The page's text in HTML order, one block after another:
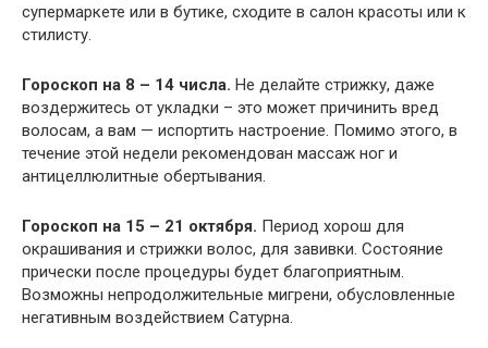
супермаркете или в бутике, сходите в салон красоты или к
стилисту.
Гороскоп на 8 – 14 числа. Не делайте стрижку, даже
воздержитесь от укладки – это может причинить вред
волосам, а вам — испортить настроение. Помимо этого, в
течение этой недели рекомендован массаж ног и
антицеллюлитные обертывания.
Гороскоп на 15 – 21 октября. Период хорош для
окрашивания и стрижки волос, для завивки. Состояние
прически после процедуры будет благоприятным.
Возможны непродолжительные мигрени, обусловленные
негативным воздействием Сатурна.